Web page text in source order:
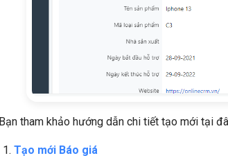
Bạn tham khảo hướng dẫn chi tiết tạo mới tại
Tạo mới Báo giá